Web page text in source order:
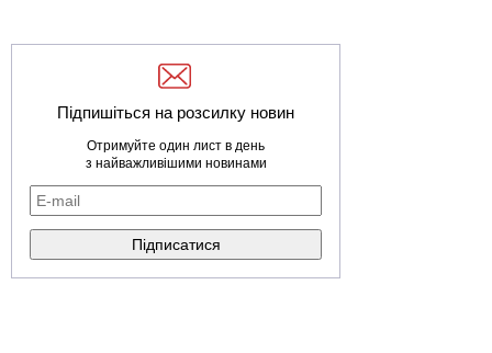
Підпишіться на розсилку новин
Отримуйте один лист в день
з найважливішими новинами